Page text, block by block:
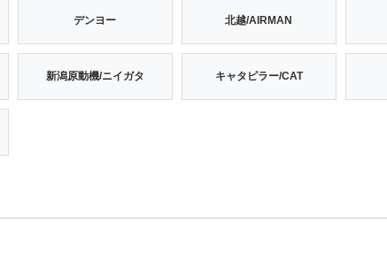
デンヨー 北越/AIRMAN
新潟原動機/ニイガタ キャタピラー/CAT